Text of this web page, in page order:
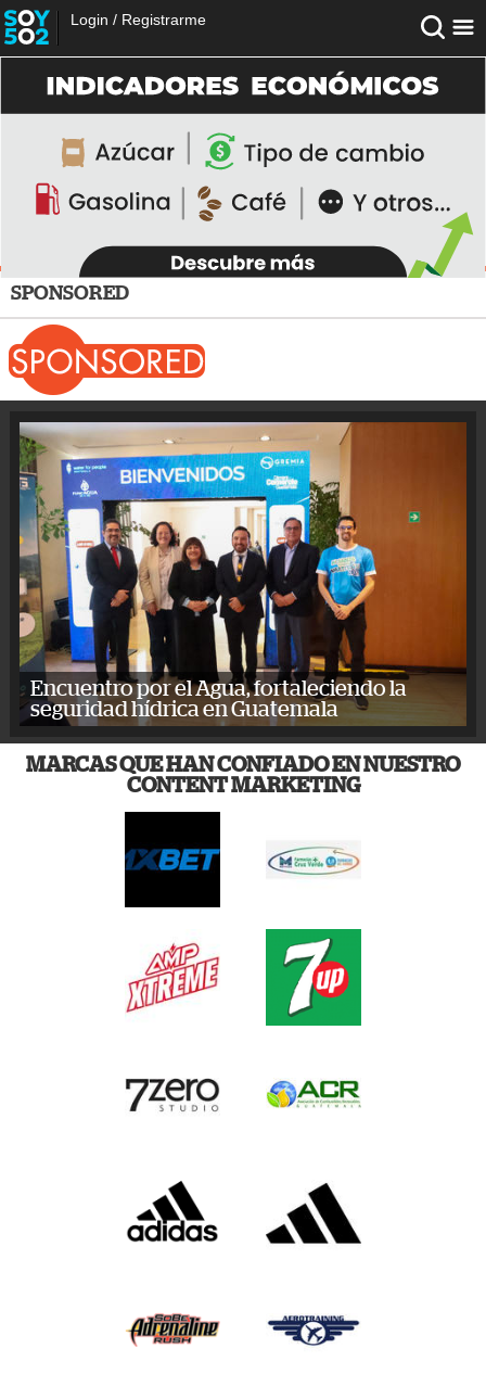
Login / Registrarme
SPONSORED
Encuentro por el Agua, fortaleciendo la
seguridad hídrica en Guatemala
MARCAS QUE HAN CONFIADO EN NUESTRO
CONTENT MARKETING